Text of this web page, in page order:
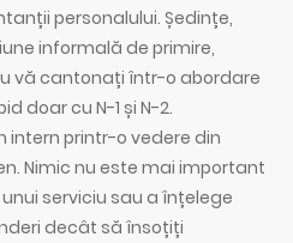
personalului. Ședințe,
informală de primire,
vă cantonați într-o abordare
doar cu N-1 și N-2.
printr-o vedere din
Nimic nu este mai important
serviciu sau a înțelege
decât să însoțiți